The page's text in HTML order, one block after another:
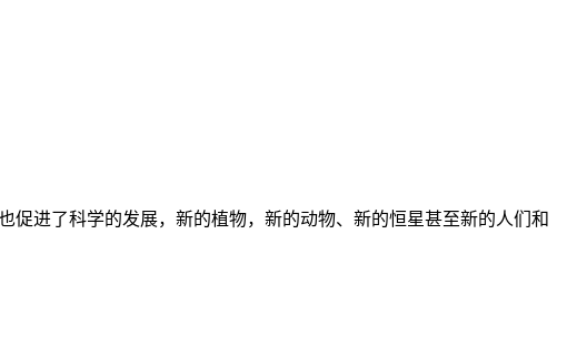
进了科学的发展，新的植物，新的动物、新的恒星甚至新的人们和